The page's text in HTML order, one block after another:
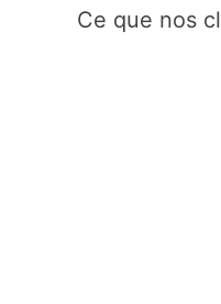
Ce que nos